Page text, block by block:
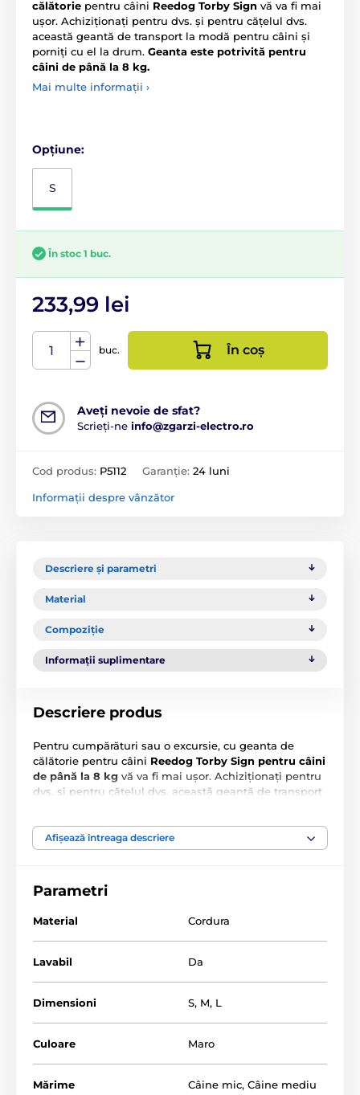
călătorie pentru câini Reedog Torby Sign vă va fi mai
ușor. Achiziționați pentru dvs. și pentru cățelul dvs.
această geantă de transport la modă pentru câini și
porniți cu el la drum. Geanta este potrivită pentru
câini de până la 8 kg.
Mai multe informații ›
Opțiune:
S
În stoc 1 buc.
233,99 lei
buc. În coș
Aveți nevoie de sfat?
Scrieți-ne info@zgarzi-electro.ro
Cod produs: P5112 Garanție: 24 luni
Informații despre vânzător
Descriere și parametri
Material
Compoziție
Informații suplimentare
Descriere produs
Pentru cumpărături sau o excursie, cu geanta de
călătorie pentru câini Reedog Torby Sign pentru câini
de până la 8 kg vă va fi mai ușor. Achiziționați pentru
dvs. și pentru cățelul dvs. această geantă de transport
astfel încât poate urmări împrejurimile împreună cu
dvs.Geanta de călătorie pentru câini Reedogse
este rezistentă la zgârieturile animalului dvs. de
companie.
Afișează întreaga descriere
Parametri
Material Cordura
Lavabil Da
Dimensioni S, M, L
Culoare Maro
Mărime Câine mic, Câine mediu